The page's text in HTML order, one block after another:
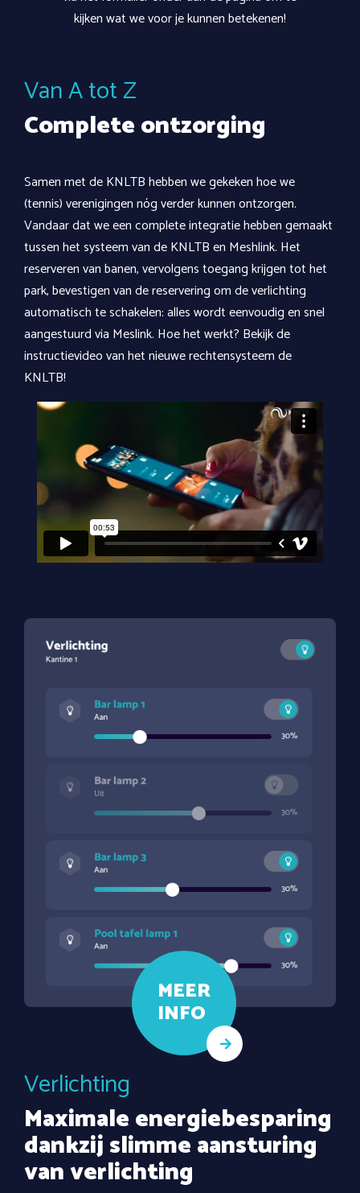
kijken wat we voor je kunnen betekenen!
Van A tot Z
Complete ontzorging
Samen met de KNLTB hebben we gekeken hoe we
(tennis) verenigingen nóg verder kunnen ontzorgen.
Vandaar dat we een complete integratie hebben gemaakt
tussen het systeem van de KNLTB en Meshlink. Het
reserveren van banen, vervolgens toegang krijgen tot het
park, bevestigen van de reservering om de verlichting
automatisch te schakelen: alles wordt eenvoudig en snel
aangestuurd via Meslink. Hoe het werkt? Bekijk de
instructievideo van het nieuwe rechtensysteem de
KNLTB!
MEER
INFO
Verlichting
Maximale energiebesparing
dankzij slimme aansturing
van verlichting